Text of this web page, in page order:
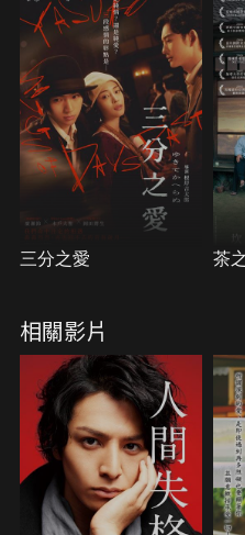
三分之愛 茶
相關影片